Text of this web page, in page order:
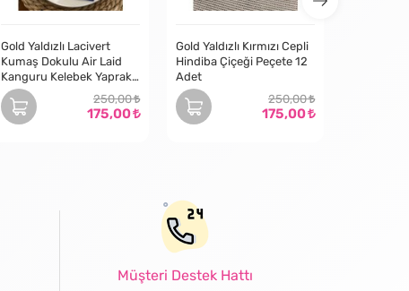
Gold Yaldızlı Lacivert
Kumaş Dokulu Air Laid
Kanguru Kelebek Yaprak
Detaylı Cepli Peçete 6 lı
250,00
175,00
Gold Yaldızlı Kırmızı Cepli
Hindiba Çiçeği Peçete 12
Adet
250,00
175,00
Müşteri Destek Hattı